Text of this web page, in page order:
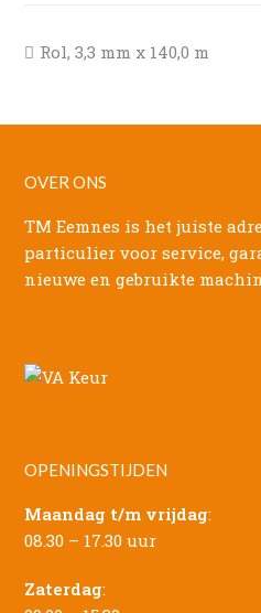
previous
Rol, 3,3 mm x 140,0 m
OVER ONS
TM Eemnes is het juiste
particulier voor service,
nieuwe en gebruikte
OPENINGSTIJDEN
Maandag t/m vrijdag:
08.30 – 17.30 uur
Zaterdag: